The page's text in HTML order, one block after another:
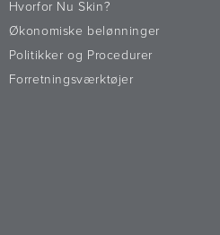
Hvorfor Nu Skin?
Økonomiske belønninger
Politikker og Procedurer
Forretningsværktøjer